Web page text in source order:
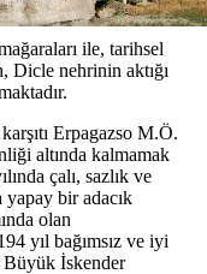
ile, tarihsel
Dicle nehrinin aktığı
Erpagazso M.Ö.
altında kalmamak
çalı, sazlık ve
yapay bir adacık
olan
yıl bağımsız ve iyi
Büyük İskender